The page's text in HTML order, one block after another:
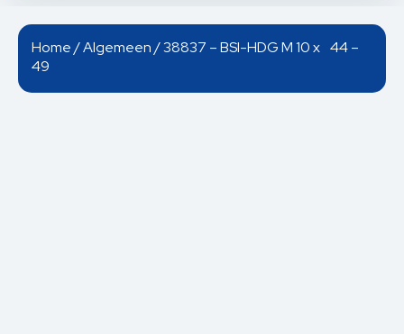
Home/Algemeen/ 38837 – BSI-HDG M 10 x 44 –
49